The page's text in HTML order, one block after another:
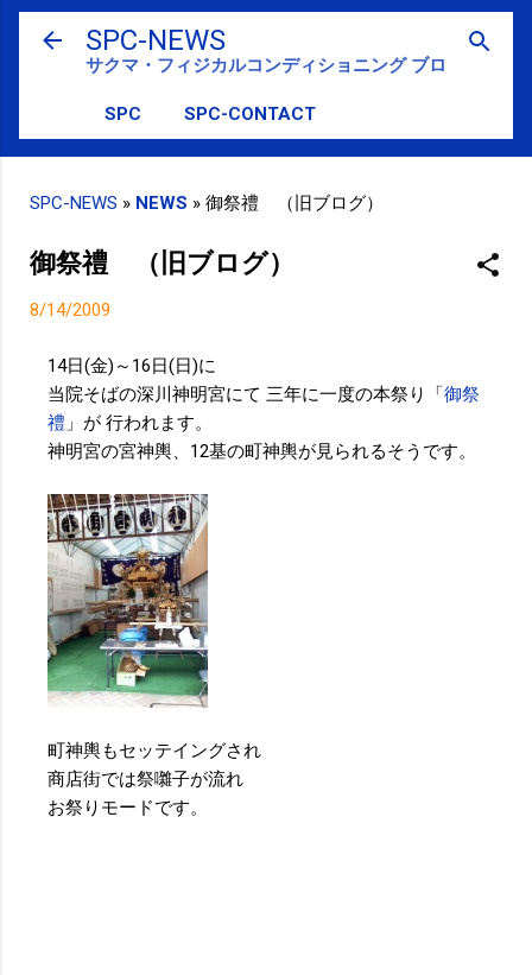
スキップしてメイン コンテンツに移動
SPC-NEWS
サクマ・フィジカルコンディショニング ブログ
SPC SPC-CONTACT
SPC-NEWS » NEWS » 御祭禮 （旧ブログ）
御祭禮 （旧ブログ）
8/14/2009
14日(金)～16日(日)に
当院そばの深川神明宮にて 三年に一度の本祭り「御祭
禮 」が 行われます。
神明宮の宮神輿、12基の町神輿が見られるそうです。
町神輿もセッテイングされ
商店街では祭囃子が流れ
お祭りモードです。